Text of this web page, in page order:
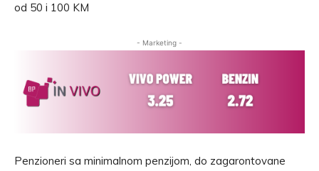
od 50 i 100 KM
- Marketing -
Penzioneri sa minimalnom penzijom, do zagarontovane